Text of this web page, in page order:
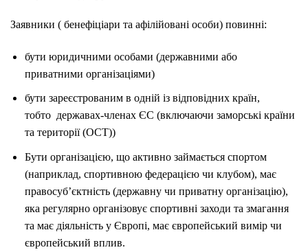
Заявники ( бенефіціари та афілійовані особи) повинні:
бути юридичними особами (державними або
приватними організаціями)
бути зареєстрованим в одній із відповідних країн,
тобто державах-членах ЄС (включаючи заморські країни
та території (OCT))
Бути організацією, що активно займається спортом
(наприклад, спортивною федерацією чи клубом), має
правосуб’єктність (державну чи приватну організацію),
яка регулярно організовує спортивні заходи та змагання
та має діяльність у Європі, має європейський вимір чи
європейський вплив.